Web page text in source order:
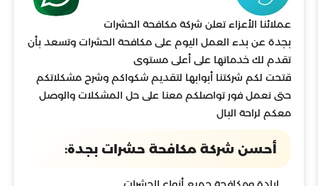
عملائنا الأعزاء تعلن شركة مكافحة الحشرات
بجدة عن بدء العمل اليوم على مكافحة الحشرات وتسعد بأن
تقدم لك خدماتها على أعلى مستوى
قتحت لكم شركتنا أبوابها لتقديم شكواكم وشرح مشكلاتكم
حتى نعمل فور تواصلكم معنا على حل المشكلات والوصل
معكم لراحة البال
أحسن شركة مكافحة حشرات بجدة: